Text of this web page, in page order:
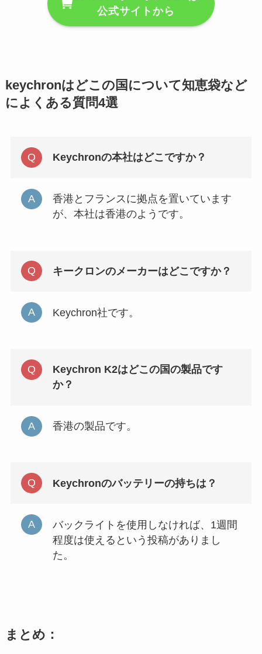
公式サイトから
keychronはどこの国について知恵袋など
によくある質問4選
Keychronの本社はどこですか？
香港とフランスに拠点を置いています
が、本社は香港のようです。
キークロンのメーカーはどこですか？
Keychron社です。
Keychron K2はどこの国の製品です
か？
香港の製品です。
Keychronのバッテリーの持ちは？
バックライトを使用しなければ、1週間
程度は使えるという投稿がありまし
た。
まとめ：